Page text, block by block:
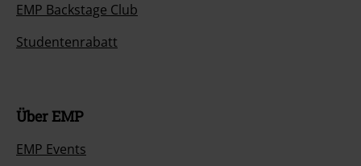
EMP Backstage Club
Studentenrabatt
Über EMP
EMP Events